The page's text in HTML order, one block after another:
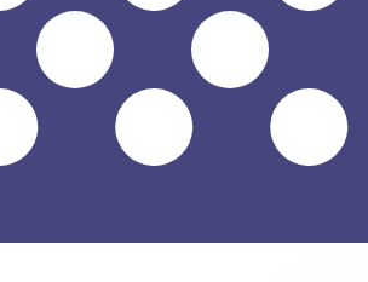
em câmbio.
Podemos superar taxas
médio no nosso Conversor. Isso é
dinheiro para o exterior com a Xe?